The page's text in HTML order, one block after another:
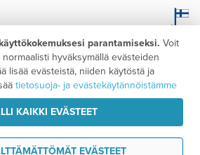
parantamiseksi. Voit
hyväksymällä evästeiden
lisää evästeistä, niiden käytöstä ja
tietosuoja- ja evästekäytännöistämme
KAIKKI EVÄSTEET
EVÄSTEET